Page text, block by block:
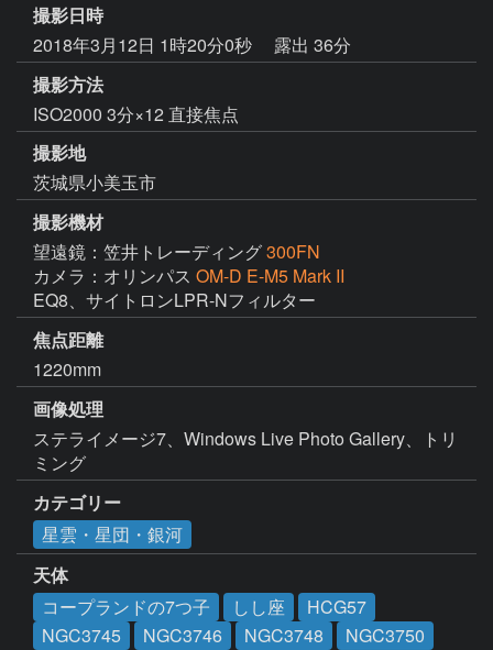
撮影日時
2018年3月12日 1時20分0秒
露出 36分
撮影方法
ISO2000 3分×12 直接焦点
撮影地
茨城県小美玉市
撮影機材
望遠鏡：笠井トレーディング300FN
カメラ：オリンパス OM-D E-M5 Mark II
EQ8、サイトロンLPR-Nフィルター
焦点距離
1220mm
画像処理
ステライメージ7、Windows Live Photo Gallery、トリ
ミング
カテゴリー
星雲・星団・銀河
天体
コープランドの7つ子
しし座
HCG57
NGC3745
NGC3746 NGC3748
NGC3750